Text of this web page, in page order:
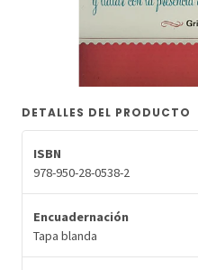
DETALLES DEL PRODUCTO
ISBN
978-950-28-0538-2
Encuadernación
Tapa blanda